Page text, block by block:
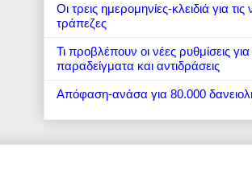
Οι τρεις ημερομηνίες-κλειδιά για
τράπεζες
Τι προβλέπουν οι νέες ρυθμίσεις
παραδείγματα και αντιδράσεις
Απόφαση-ανάσα για 80.000